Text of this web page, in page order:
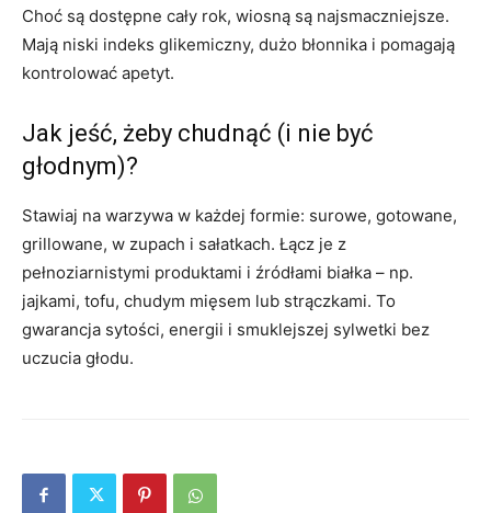
Choć są dostępne cały rok, wiosną są najsmaczniejsze.
Mają niski indeks glikemiczny, dużo błonnika i pomagają
kontrolować apetyt.
Jak jeść, żeby chudnąć (i nie być
głodnym)?
Stawiaj na warzywa w każdej formie: surowe, gotowane,
grillowane, w zupach i sałatkach. Łącz je z
pełnoziarnistymi produktami i źródłami białka – np.
jajkami, tofu, chudym mięsem lub strączkami. To
gwarancja sytości, energii i smuklejszej sylwetki bez
uczucia głodu.